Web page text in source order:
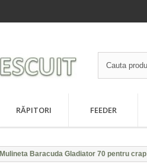
RĂPITORI FEEDER
Mulineta Baracuda Gladiator 70 pentru crap